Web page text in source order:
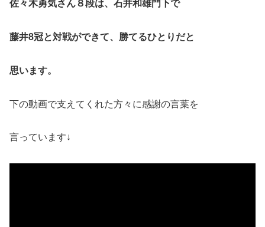
佐々木勇気さん８段は、石井和雄門下で
藤井8冠と対戦ができて、勝てるひとりだと
思います。
下の動画で支えてくれた方々に感謝の言葉を
言っています↓